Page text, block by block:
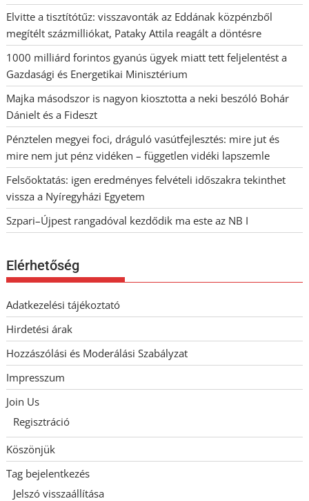
Elvitte a tisztítótűz: visszavonták az Eddának közpénzből
megítélt százmilliókat, Pataky Attila reagált a döntésre
1000 milliárd forintos gyanús ügyek miatt tett feljelentést a
Gazdasági és Energetikai Minisztérium
Majka másodszor is nagyon kiosztotta a neki beszóló Bohár
Dánielt és a Fideszt
Pénztelen megyei foci, dráguló vasútfejlesztés: mire jut és
mire nem jut pénz vidéken – független vidéki lapszemle
Felsőoktatás: igen eredményes felvételi időszakra tekinthet
vissza a Nyíregyházi Egyetem
Szpari–Újpest rangadóval kezdődik ma este az NB I
Elérhetőség
Adatkezelési tájékoztató
Hirdetési árak
Hozzászólási és Moderálási Szabályzat
Impresszum
Join Us
Regisztráció
Köszönjük
Tag bejelentkezés
Jelszó visszaállítása